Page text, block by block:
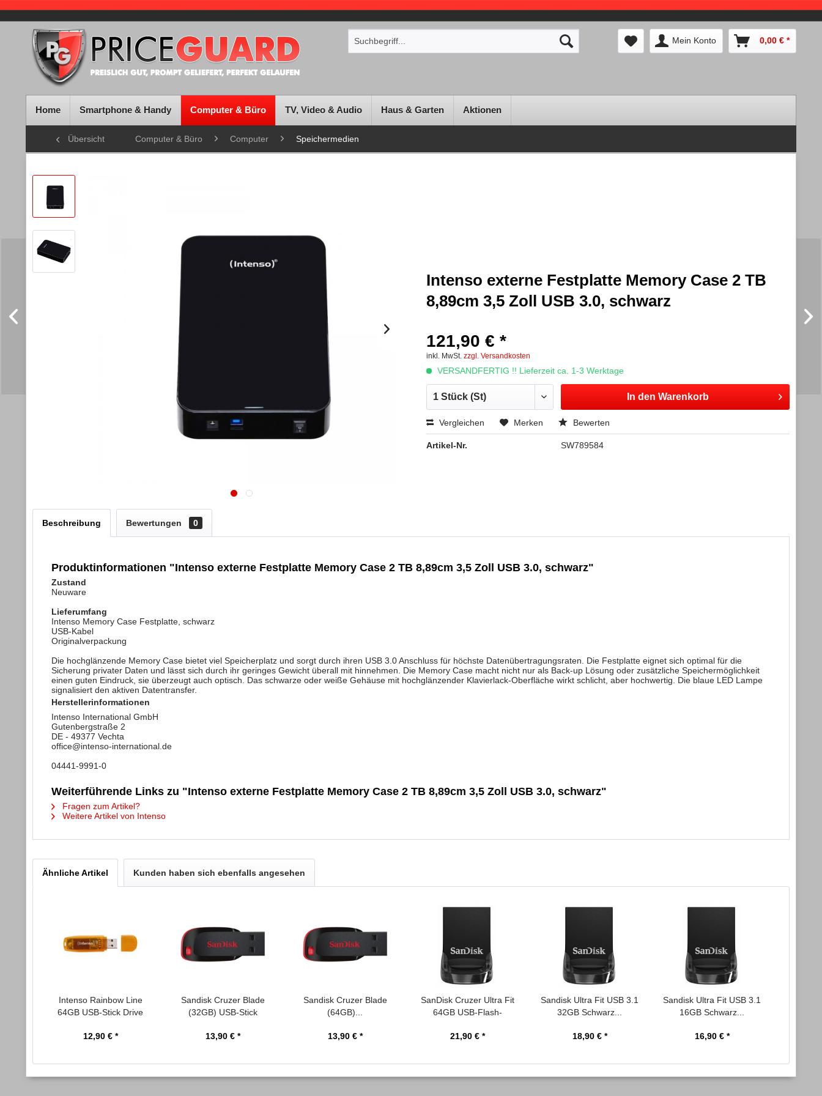
Mein Konto 0,00 € *
Home Smartphone & Handy Computer & Büro TV, Video & Audio Haus & Garten Aktionen
Übersicht Computer & Büro Computer Speichermedien
Intenso externe Festplatte Memory Case 2 TB
8,89cm 3,5 Zoll USB 3.0, schwarz
121,90 € *
inkl. MwSt. zzgl. Versandkosten
VERSANDFERTIG !! Lieferzeit ca. 1-3 Werktage
In den Warenkorb
Vergleichen Merken Bewerten
Artikel-Nr. SW789584
Beschreibung Bewertungen 0
Produktinformationen "Intenso externe Festplatte Memory Case 2 TB 8,89cm 3,5 Zoll USB 3.0, schwarz"
Zustand
Neuware
Lieferumfang
Intenso Memory Case Festplatte, schwarz
USB-Kabel
Originalverpackung
Die hochglänzende Memory Case bietet viel Speicherplatz und sorgt durch ihren USB 3.0 Anschluss für höchste Datenübertragungsraten. Die Festplatte eignet sich optimal für die
Sicherung privater Daten und lässt sich durch ihr geringes Gewicht überall mit hinnehmen. Die Memory Case macht nicht nur als Back-up Lösung oder zusätzliche Speichermöglichkeit
einen guten Eindruck, sie überzeugt auch optisch. Das schwarze oder weiße Gehäuse mit hochglänzender Klavierlack-Oberfläche wirkt schlicht, aber hochwertig. Die blaue LED Lampe
signalisiert den aktiven Datentransfer.
Herstellerinformationen
Intenso International GmbH
Gutenbergstraße 2
DE - 49377 Vechta
office@intenso-international.de
04441-9991-0
Weiterführende Links zu "Intenso externe Festplatte Memory Case 2 TB 8,89cm 3,5 Zoll USB 3.0, schwarz"
Fragen zum Artikel?
Weitere Artikel von Intenso
Ähnliche Artikel Kunden haben sich ebenfalls angesehen
Intenso Rainbow Line
64GB USB-Stick Drive
12,90 € *
Sandisk Cruzer Blade
(32GB) USB-Stick
13,90 € *
Sandisk Cruzer Blade
(64GB)...
13,90 € *
SanDisk Cruzer Ultra Fit
64GB USB-Flash-
21,90 € *
Sandisk Ultra Fit USB 3.1
32GB Schwarz...
18,90 € *
Sandisk Ultra Fit USB 3.1
16GB Schwarz...
16,90 € *